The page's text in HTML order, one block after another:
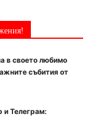
в своето любимо
събития от
и Телеграм: